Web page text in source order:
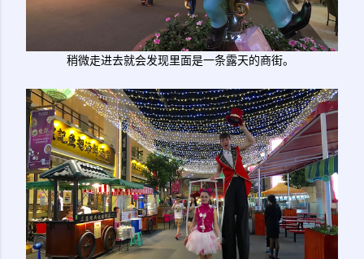
稍微走进去就会发现里面是一条露天的商街。